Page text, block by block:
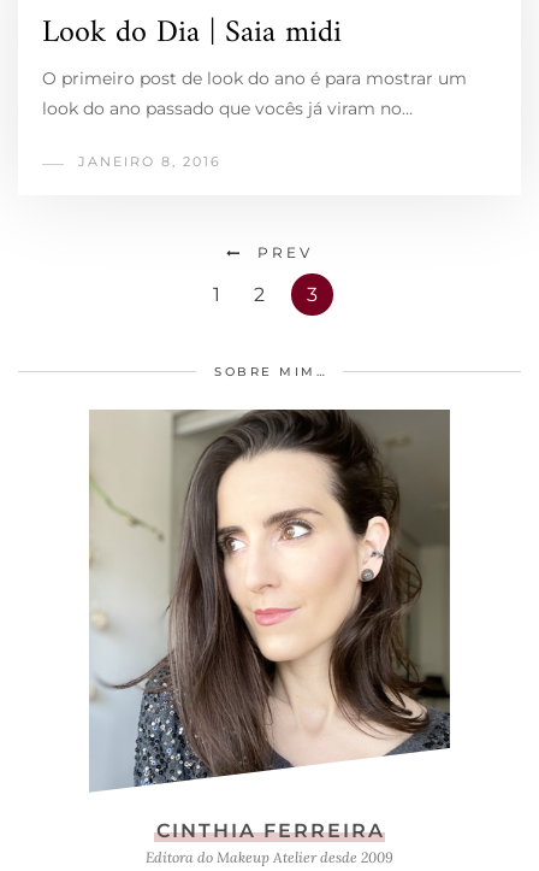
Look do Dia | Saia midi
O primeiro post de look do ano é para mostrar um
look do ano passado que vocês já viram no…
JANEIRO 8, 2016
PREV
1 2 3
SOBRE MIM…
CINTHIA FERREIRA
Editora do Makeup Atelier desde 2009